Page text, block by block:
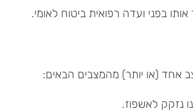
בפני ועדה רפואית ביטוח לאומי.
אחד (או יותר) מהמצבים הבאים:
נזקק לאשפוז.